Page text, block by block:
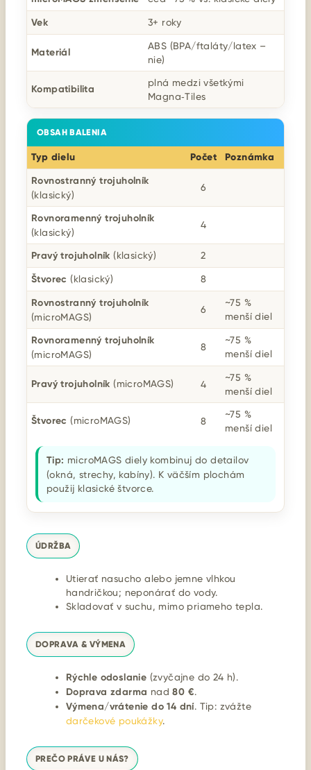
Vek 3+ roky
Materiál
ABS (BPA/ftaláty/latex –
nie)
Kompatibilita
plná medzi všetkými
Magna‑Tiles
OBSAH BALENIA
Typ dielu Počet
Poznámka
Rovnostranný trojuholník
(klasický)
6
Rovnoramenný trojuholník
(klasický)
4
Pravý trojuholník (klasický) 2
Štvorec (klasický) 8
Rovnostranný trojuholník
(microMAGS)
6
~75 %
menší diel
Rovnoramenný trojuholník
(microMAGS)
8
~75 %
menší diel
Pravý trojuholník (microMAGS) 4
~75 %
menší diel
Štvorec (microMAGS) 8
~75 %
menší diel
Tip: microMAGS diely kombinuj do detailov
(okná, strechy, kabíny). K väčším plochám
použij klasické štvorce.
ÚDRŽBA
Utierať nasucho alebo jemne vlhkou
handričkou; neponárať do vody.
Skladovať v suchu, mimo priameho tepla.
DOPRAVA & VÝMENA
Rýchle odoslanie (zvyčajne do 24 h).
Doprava zdarma nad80 €.
Výmena/vrátenie do 14 dní. Tip: zvážte
darčekové poukážky.
PREČO PRÁVE U NÁS?